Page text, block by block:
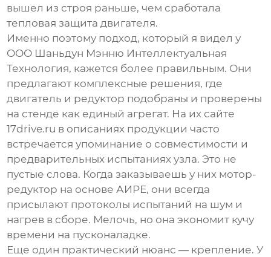
вышел из строя раньше, чем сработала
тепловая защита двигателя.
Именно поэтому подход, который я видел у
ООО Шаньдун Мэнню Интеллектуальная
Технология, кажется более правильным. Они
предлагают комплексные решения, где
двигатель и редуктор подобраны и проверены
на стенде как единый агрегат. На их сайте
17drive.ru в описаниях продукции часто
встречается упоминание о совместимости и
предварительных испытаниях узла. Это не
пустые слова. Когда заказываешь у них мотор-
редуктор на основе АИРЕ, они всегда
присылают протоколы испытаний на шум и
нагрев в сборе. Мелочь, но она экономит кучу
времени на пусконаладке.
Еще один практический нюанс — крепление. У